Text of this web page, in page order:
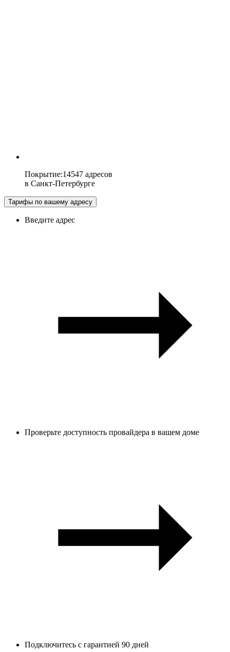
Покрытие:14547 адресов
в Санкт-Петербурге
Тарифы по вашему адресу
Введите адрес
Проверьте доступность провайдера в вашем доме
Подключитесь с гарантией 90 дней